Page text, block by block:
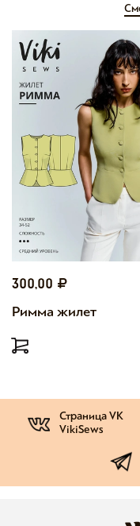
300,00
Римма жилет
Страница VK
VikiSews